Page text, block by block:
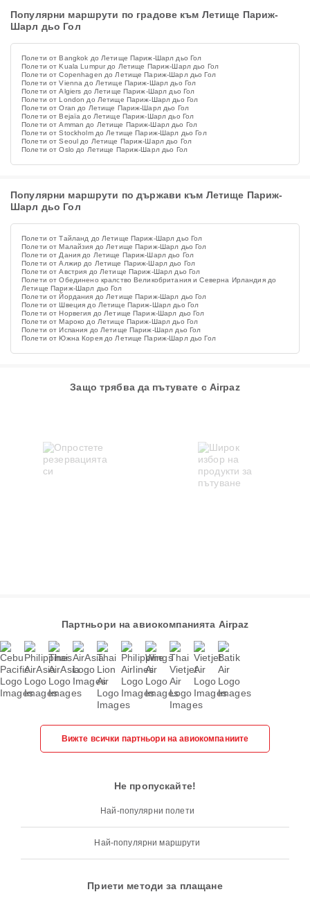
Популярни маршрути по градове към Летище Париж-
Шарл дьо Гол
Полети от Bangkok до Летище Париж-Шарл дьо Гол
Полети от Kuala Lumpur до Летище Париж-Шарл дьо Гол
Полети от Copenhagen до Летище Париж-Шарл дьо Гол
Полети от Vienna до Летище Париж-Шарл дьо Гол
Полети от Algiers до Летище Париж-Шарл дьо Гол
Полети от London до Летище Париж-Шарл дьо Гол
Полети от Oran до Летище Париж-Шарл дьо Гол
Полети от Bejaïa до Летище Париж-Шарл дьо Гол
Полети от Amman до Летище Париж-Шарл дьо Гол
Полети от Stockholm до Летище Париж-Шарл дьо Гол
Полети от Seoul до Летище Париж-Шарл дьо Гол
Полети от Oslo до Летище Париж-Шарл дьо Гол
Популярни маршрути по държави към Летище Париж-
Шарл дьо Гол
Полети от Тайланд до Летище Париж-Шарл дьо Гол
Полети от Малайзия до Летище Париж-Шарл дьо Гол
Полети от Дания до Летище Париж-Шарл дьо Гол
Полети от Алжир до Летище Париж-Шарл дьо Гол
Полети от Австрия до Летище Париж-Шарл дьо Гол
Полети от Обединено кралство Великобритания и Северна Ирландия до
Летище Париж-Шарл дьо Гол
Полети от Йордания до Летище Париж-Шарл дьо Гол
Полети от Швеция до Летище Париж-Шарл дьо Гол
Полети от Норвегия до Летище Париж-Шарл дьо Гол
Полети от Мароко до Летище Париж-Шарл дьо Гол
Полети от Испания до Летище Париж-Шарл дьо Гол
Полети от Южна Корея до Летище Париж-Шарл дьо Гол
Защо трябва да пътувате с Airpaz
Партньори на авиокомпанията Airpaz
Вижте всички партньори на авиокомпаниите
Не пропускайте!
Най-популярни полети
Най-популярни маршрути
Приети методи за плащане